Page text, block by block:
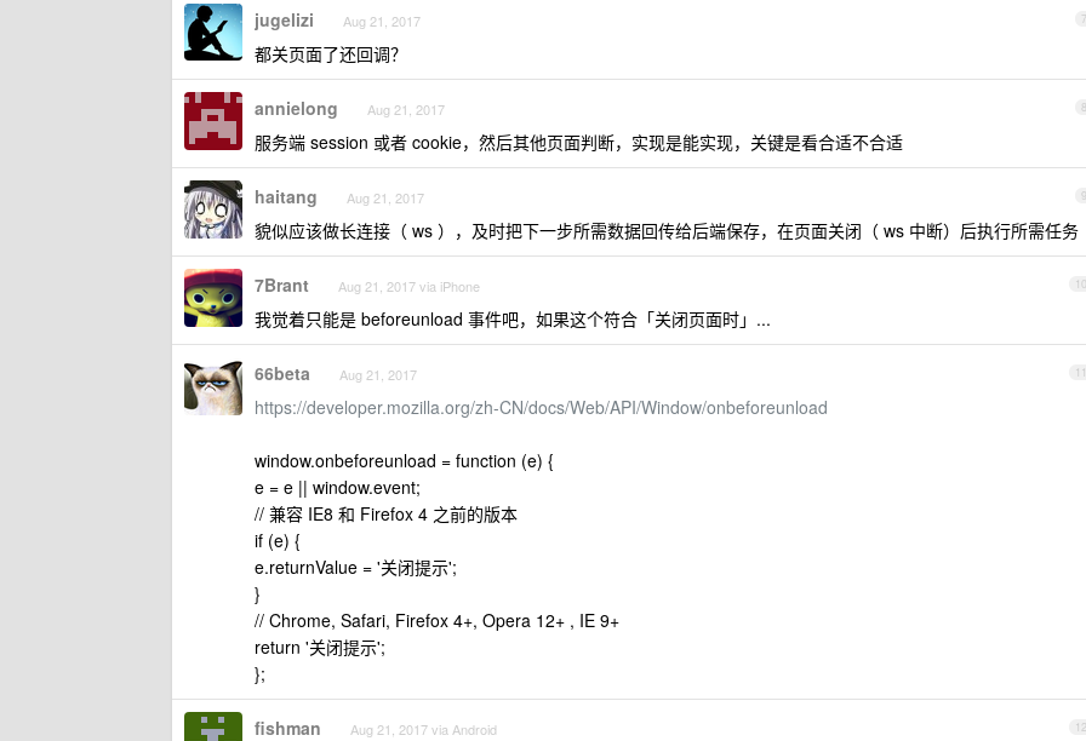
7
jugelizi Aug 21, 2017
都关页面了还回调？
8
annielong Aug 21, 2017
服务端 session 或者 cookie，然后其他页面判断，实现是能实现，关键是看合适不合适
9
haitang Aug 21, 2017
貌似应该做长连接（ ws ），及时把下一步所需数据回传给后端保存，在页面关闭（ ws 中断）后执行所需任务
10
7Brant Aug 21, 2017 via iPhone
我觉着只能是 beforeunload 事件吧，如果这个符合「关闭页面时」...
11
66beta Aug 21, 2017
https://developer.mozilla.org/zh-CN/docs/Web/API/Window/onbeforeunload
window.onbeforeunload = function (e) {
e = e || window.event;
// 兼容 IE8 和 Firefox 4 之前的版本
if (e) {
e.returnValue = '关闭提示';
}
// Chrome, Safari, Firefox 4+, Opera 12+ , IE 9+
return '关闭提示';
};
12
fishman Aug 21, 2017 via Android